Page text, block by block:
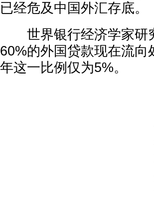
已经危及中国外汇存底。
世界银行经济学家研
60%的外国贷款现在流
年这一比例仅为5%。